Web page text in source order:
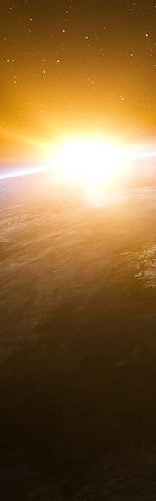
2023, 53,2 %
siècle (en 1993,
mais en
aussi de
européenne
93 % de
de 25 % au
indirects de la
des banques
détenteurs
environ un
9,5 %
qui «